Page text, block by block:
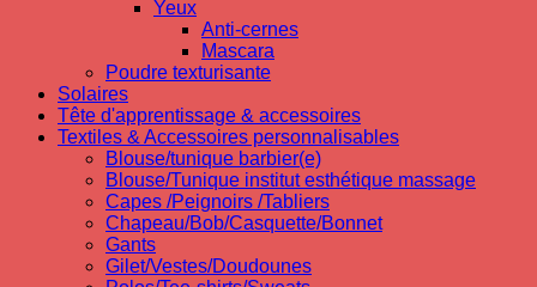
Yeux
Anti-cernes
Mascara
Poudre texturisante
Solaires
Tête d'apprentissage & accessoires
Textiles & Accessoires personnalisables
Blouse/tunique barbier(e)
Blouse/Tunique institut esthétique massage
Capes /Peignoirs /Tabliers
Chapeau/Bob/Casquette/Bonnet
Gants
Gilet/Vestes/Doudounes